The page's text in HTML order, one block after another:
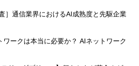
］通信業界におけるAI成熟度と先駆企業
ワークは本当に必要か？ AIネットワーク